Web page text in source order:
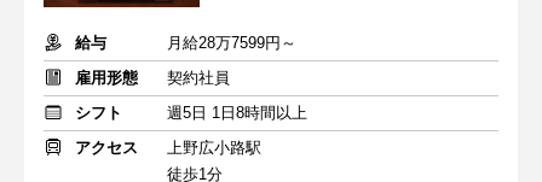
給与
月給28万7599円～
雇用形態
契約社員
シフト
週5日 1日8時間以上
アクセス
上野広小路駅
徒歩1分